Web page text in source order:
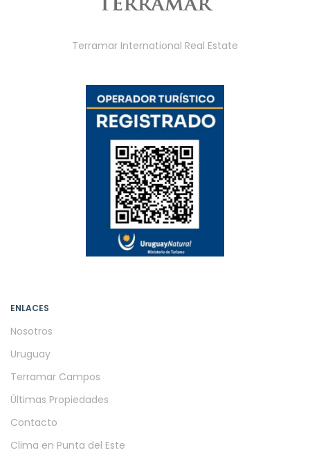
Terramar International Real Estate
ENLACES
Nosotros
Uruguay
Terramar Campos
Últimas Propiedades
Contacto
Clima en Punta del Este